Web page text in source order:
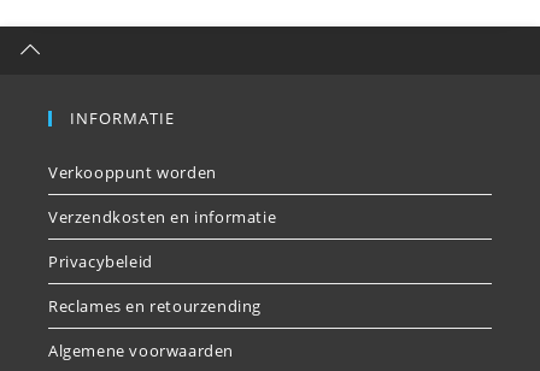
INFORMATIE
Verkooppunt worden
Verzendkosten en informatie
Privacybeleid
Reclames en retourzending
Algemene voorwaarden